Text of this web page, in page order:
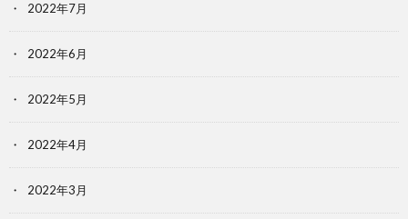
2022年7月
2022年6月
2022年5月
2022年4月
2022年3月